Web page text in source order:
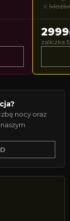
2999
zaliczka
nocy oraz